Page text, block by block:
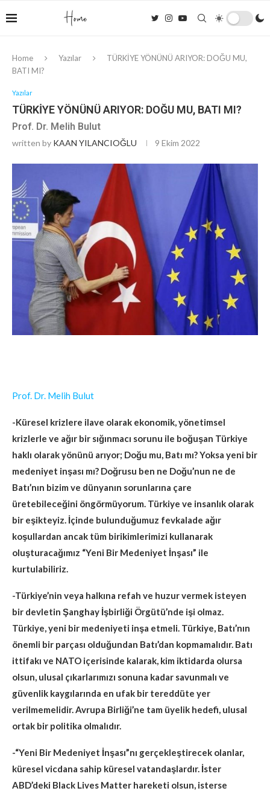
Home Yazılar
TÜRKİYE YÖNÜNÜ ARIYOR: DOĞU MU,
BATI MI?
Yazılar
TÜRKİYE YÖNÜNÜ ARIYOR: DOĞU MU, BATI MI?
Prof. Dr. Melih Bulut
written by KAAN YILANCIOĞLU 9 Ekim 2022
Prof. Dr. Melih Bulut
-Küresel krizlere ilave olarak ekonomik, yönetimsel
krizlerle ve ağır bir sığınmacı sorunu ile boğuşan Türkiye
haklı olarak yönünü arıyor; Doğu mu, Batı mı? Yoksa yeni bir
medeniyet inşası mı? Doğrusu ben ne Doğu’nun ne de
Batı’nın bizim ve dünyanın sorunlarına çare
üretebileceğini öngörmüyorum. Türkiye ve insanlık olarak
bir eşikteyiz. İçinde bulunduğumuz fevkalade ağır
koşullardan ancak tüm birikimlerimizi kullanarak
oluşturacağımız “Yeni Bir Medeniyet İnşası” ile
kurtulabiliriz.
-Türkiye’nin veya halkına refah ve huzur vermek isteyen
bir devletin Şanghay İşbirliği Örgütü’nde işi olmaz.
Türkiye, yeni bir medeniyeti inşa etmeli. Türkiye, Batı’nın
önemli bir parçası olduğundan Batı’dan kopmamalıdır. Batı
ittifakı ve NATO içerisinde kalarak, kim iktidarda olursa
olsun, ulusal çıkarlarımızı sonuna kadar savunmalı ve
güvenlik kaygılarında en ufak bir tereddüte yer
verilmemelidir. Avrupa Birliği’ne tam üyelik hedefi, ulusal
ortak bir politika olmalıdır.
-“Yeni Bir Medeniyet İnşası”nı gerçekleştirecek olanlar,
küresel vicdana sahip küresel vatandaşlardır. İster
ABD’deki Black Lives Matter hareketi olsun, isterse